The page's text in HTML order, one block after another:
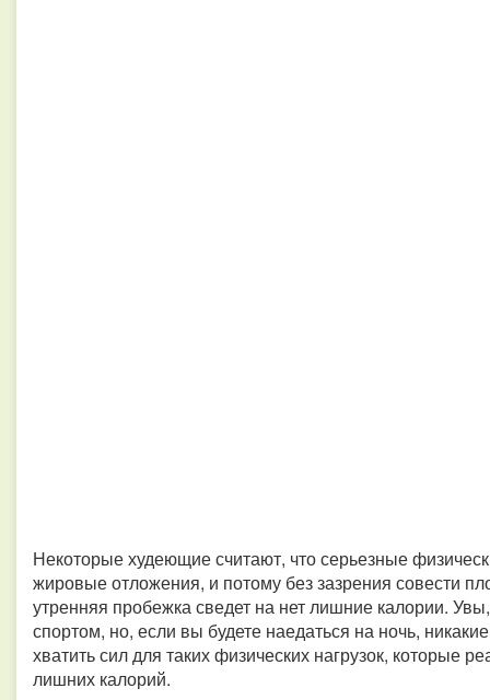
Некоторые худеющие считают, что серьезные
жировые отложения, и потому без зазрения совести
утренняя пробежка сведет на нет лишние калории.
спортом, но, если вы будете наедаться на ночь,
хватить сил для таких физических нагрузок, которые
лишних калорий.